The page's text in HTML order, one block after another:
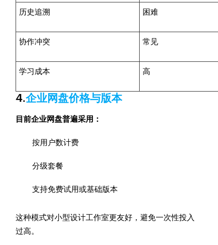
历史追溯 困难
协作冲突 常见
学习成本 高
4.企业网盘价格与版本
目前企业网盘普遍采用：
按用户数计费
分级套餐
支持免费试用或基础版本
这种模式对小型设计工作室更友好，避免一次性投入
过高。